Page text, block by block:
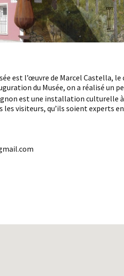
est l’œuvre de Marcel
du Musée, on a réalisé un
est une installation
visiteurs, qu’ils soient experts